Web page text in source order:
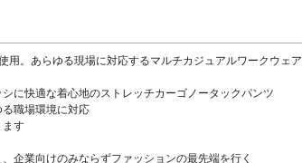
用。あらゆる現場に対応するマルチカジュアルワークウェア
に快適な着心地のストレッチカーゴノータックパンツ
職場環境に対応
ます
企業向けのみならずファッションの最先端を行く